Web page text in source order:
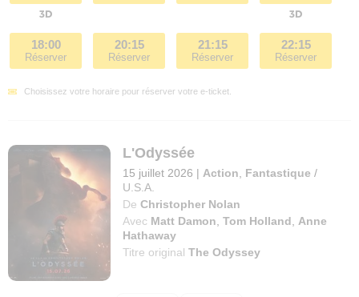
18:00
Réserver
20:15
Réserver
21:15
Réserver
22:15
Réserver
Choisissez votre horaire pour réserver votre e-ticket.
L'Odyssée
15 juillet 2026 | Action Fantastique /
U.S.A.
De Christopher Nolan
Avec Matt Damon ,Tom Holland
Anne
Hathaway
Titre originalThe Odyssey